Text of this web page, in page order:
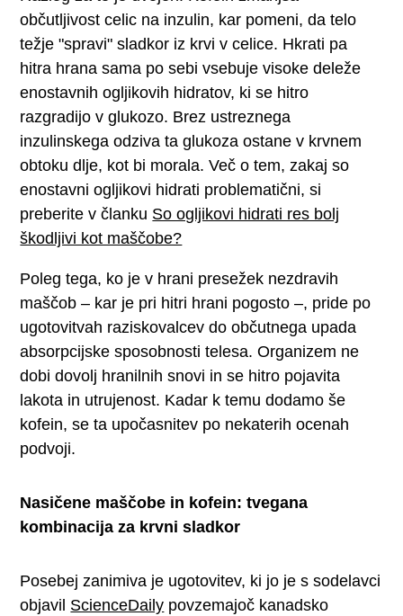
občutljivost celic na inzulin, kar pomeni, da telo
težje "spravi" sladkor iz krvi v celice. Hkrati pa
hitra hrana sama po sebi vsebuje visoke deleže
enostavnih ogljikovih hidratov, ki se hitro
razgradijo v glukozo. Brez ustreznega
inzulinskega odziva ta glukoza ostane v krvnem
obtoku dlje, kot bi morala. Več o tem, zakaj so
enostavni ogljikovi hidrati problematični, si
preberite v članku So ogljikovi hidrati res bolj
škodljivi kot maščobe?
Poleg tega, ko je v hrani presežek nezdravih
maščob – kar je pri hitri hrani pogosto –, pride po
ugotovitvah raziskovalcev do občutnega upada
absorpcijske sposobnosti telesa. Organizem ne
dobi dovolj hranilnih snovi in se hitro pojavita
lakota in utrujenost. Kadar k temu dodamo še
kofein, se ta upočasnitev po nekaterih ocenah
podvoji.
Nasičene maščobe in kofein: tvegana
kombinacija za krvni sladkor
Posebej zanimiva je ugotovitev, ki jo je s sodelavci
objavil ScienceDaily povzemajoč kanadsko